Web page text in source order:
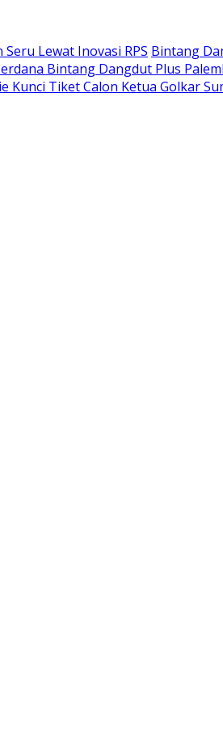
Lewat Inovasi RPS Bintang
Bintang Dangdut Plus
Kunci Tiket Calon Ketua Golkar